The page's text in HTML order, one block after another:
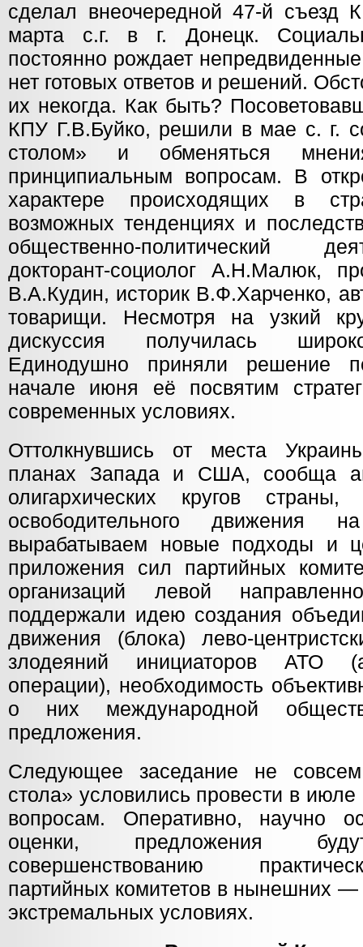
сделал внеочередной 47-й съезд
марта с.г. в г. Донецк.
постоянно рождает
нет готовых ответов и решений.
их некогда. Как быть?
КПУ Г.В.Буйко, решили в мае с. г.
столом» и обменяться
принципиальным вопросам. В
характере происходящих в
возможных тенденциях и
общественно-политический
докторант-социолог А.Н.Малюк,
В.А.Кудин, историк В.Ф.Харченко,
товарищи. Несмотря на узкий
дискуссия получилась
Единодушно приняли решение
начале июня её посвятим
современных условиях.
Оттолкнувшись от места
планах Запада и США, сообща
олигархических кругов
освободительного движения
вырабатываем новые подходы и
приложения сил партийных
организаций левой
поддержали идею создания
движения (блока) лево-
злодеяний инициаторов АТО
операции), необходимость
о них международной
предложения.
Следующее заседание не совсем
стола» условились провести в
вопросам. Оперативно, научно
оценки, предложения
совершенствованию
партийных комитетов в нынешних
экстремальных условиях.